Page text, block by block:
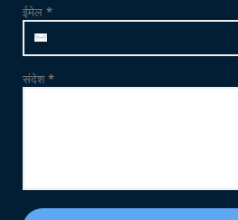
ट्यूबवेल ...
ईमेल *
संदेश*